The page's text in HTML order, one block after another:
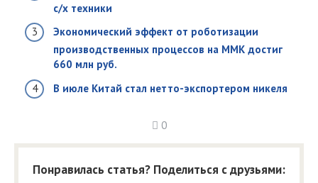
с/х техники
Экономический эффект от роботизации
производственных процессов на ММК достиг
660 млн руб.
В июле Китай стал нетто-экспортером никеля
0
Понравилась статья? Поделиться с друзьями: